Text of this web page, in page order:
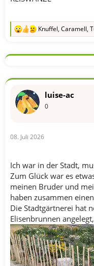
R
k
o
e
n
Knuffel, Caramell,
luise-ac
0
08. Juli 2026
Ich war in der Stadt,
Zum Glück war es
meinen Bruder und
haben zusammen
Die Stadtgärtnerei hat
Elisenbrunnen